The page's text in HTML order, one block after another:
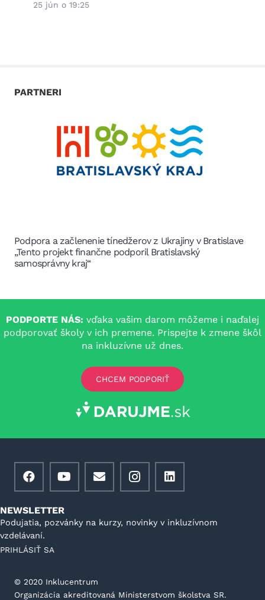
mýty o „zlých“ deťoch a agresivite v
PARTNERI
Projekt Trauma rešpektujúci prístup a inkluzívne
vzdelávanie je podporený grantovým programom Spolu
pre deti od Karpatskej nadácie a UNICEF
PODPORTE NÁS: vďaka vašim darom môžeme i naďalej
podporovať školy v ich premene. Prispejte k zmene škôl
na inkluzívne už dnes.
CHCEM PODPORIŤ
NEWSLETTER
Podujatia, pozvánky na kurzy, novinky v inkluzívnom
vzdelávaní.
PRIHLÁSIŤ SA
©️ 2020 Inklucentrum
Organizácia akreditovaná Ministerstvom školstva SR.